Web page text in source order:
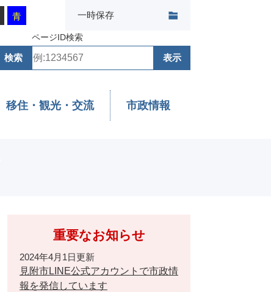
ページID検索
青 一時保存
移住・観光・交流 市政情報
重要なお知らせ
2024年4月1日更新
見附市LINE公式アカウントで市政情
報を発信しています